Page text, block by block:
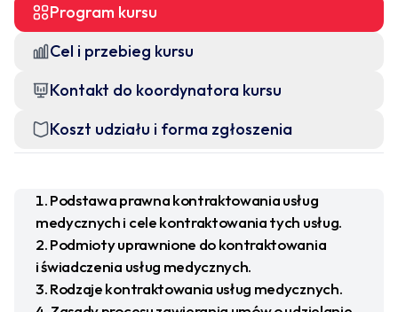
Program kursu
Cel i przebieg kursu
Kontakt do koordynatora kursu
Koszt udziału i forma zgłoszenia
Podstawa prawna kontraktowania usług
medycznych i cele kontraktowania tych usług.
Podmioty uprawnione do kontraktowania
i świadczenia usług medycznych.
Rodzaje kontraktowania usług medycznych.